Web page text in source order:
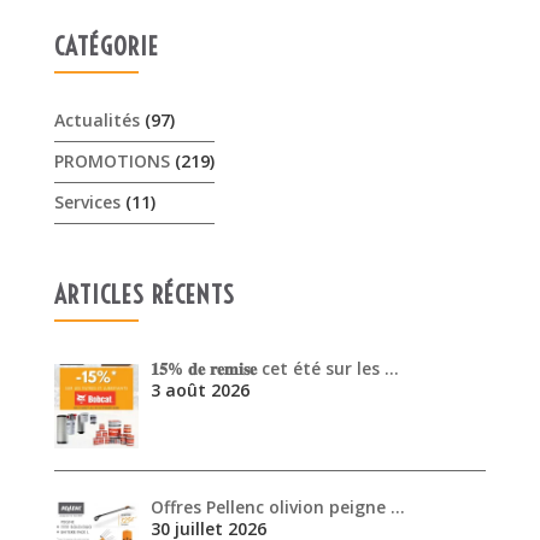
𝟏𝟓% 𝐝𝐞 𝐫𝐞𝐦𝐢𝐬𝐞 cet été sur les …
3 août 2026
Offres Pellenc olivion peigne …
30 juin 2026